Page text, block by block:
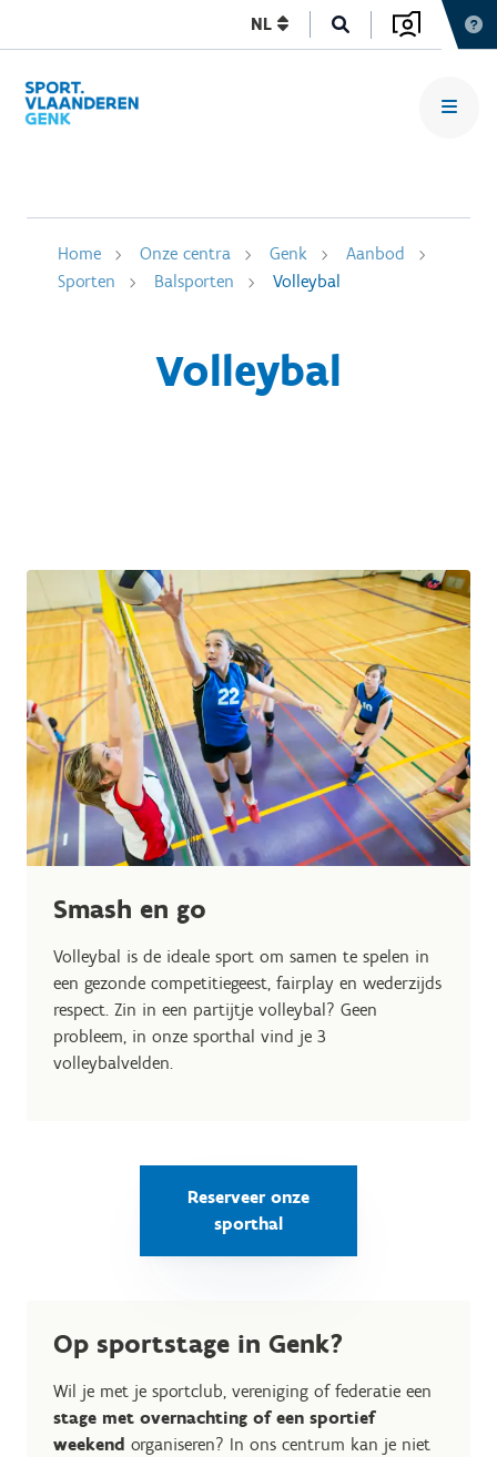
NL
Home Onze centra Genk
Aanbod
Sporten
Balsporten Volleybal
Volleybal
Smash en go
Volleybal is de ideale sport om samen te spelen in
een gezonde competitiegeest, fairplay en wederzijds
respect. Zin in een partijtje volleybal? Geen
probleem, in onze sporthal vind je 3
volleybalvelden.
Reserveer onze
sporthal
Op sportstage in Genk?
Wil je met je sportclub, vereniging of federatie een
stage met overnachting of een sportief
weekend organiseren? In ons centrum kan je niet